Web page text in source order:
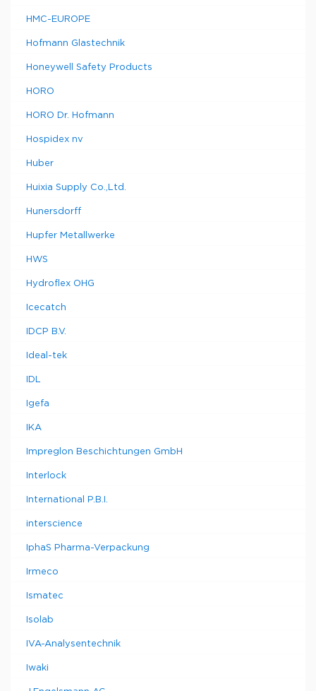
HMC-EUROPE
Hofmann Glastechnik
Honeywell Safety Products
HORO
HORO Dr. Hofmann
Hospidex nv
Huber
Huixia Supply Co.,Ltd.
Hunersdorff
Hupfer Metallwerke
HWS
Hydroflex OHG
Icecatch
IDCP B.V.
Ideal-tek
IDL
Igefa
IKA
Impreglon Beschichtungen GmbH
Interlock
International P.B.I.
interscience
IphaS Pharma-Verpackung
Irmeco
Ismatec
Isolab
IVA-Analysentechnik
Iwaki